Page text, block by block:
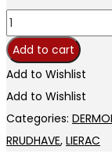
price
L 6,560.00.
Lierac
Lift
Intgral
Add to cart
Add to Wishlist
Add to Wishlist
Categories:
RRUDHAVE, LIERAC